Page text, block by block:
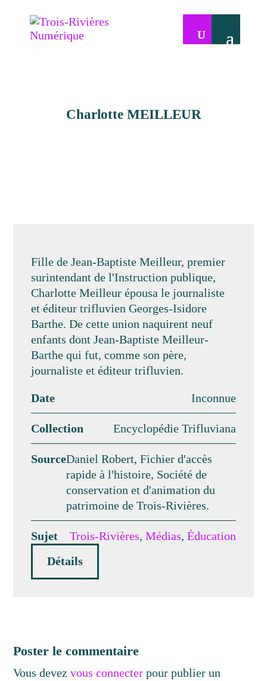
Charlotte MEILLEUR
Fille de Jean-Baptiste Meilleur, premier
surintendant de l'Instruction publique,
Charlotte Meilleur épousa le journaliste
et éditeur trifluvien Georges-Isidore
Barthe. De cette union naquirent neuf
enfants dont Jean-Baptiste Meilleur-
Barthe qui fut, comme son père,
journaliste et éditeur trifluvien.
Date Inconnue
Collection Encyclopédie Trifluviana
SourceDaniel Robert, Fichier d'accès
rapide à l'histoire, Société de
conservation et d'animation du
patrimoine de Trois-Rivières.
Sujet Trois-Rivières, Médias, Éducation
Détails
Poster le commentaire
Vous devezvous connecter pour publier un